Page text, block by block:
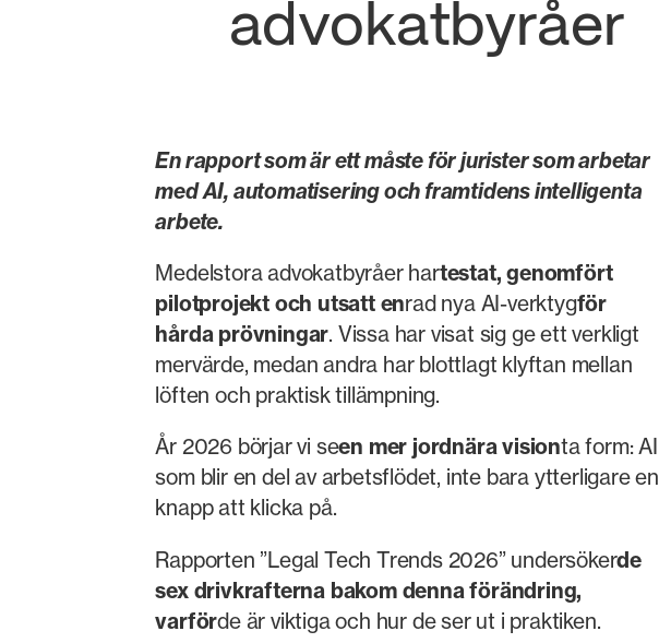
advokatbyråer
En rapport som är ett måste för jurister som arbetar
med AI, automatisering och framtidens intelligenta
arbete.
Medelstora advokatbyråer hartestat, genomfört
pilotprojekt och utsatt enrad nya AI-verktygför
hårda prövningar. Vissa har visat sig ge ett verkligt
mervärde, medan andra har blottlagt klyftan mellan
löften och praktisk tillämpning.
År 2026 börjar vi seen mer jordnära visionta form: AI
som blir en del av arbetsflödet, inte bara ytterligare en
knapp att klicka på.
Rapporten ”Legal Tech Trends 2026” undersökerde
sex drivkrafterna bakom denna förändring,
varförde är viktiga och hur de ser ut i praktiken.